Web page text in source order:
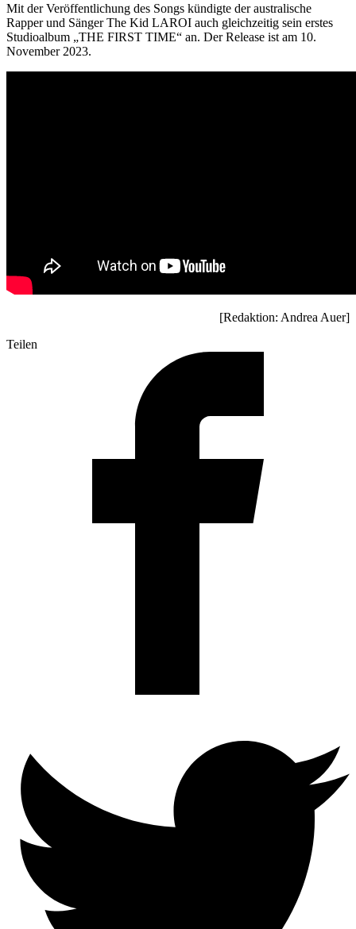
Mit der Veröffentlichung des Songs kündigte der australische
Rapper und Sänger The Kid LAROI auch gleichzeitig sein erstes
Studioalbum „THE FIRST TIME“ an. Der Release ist am 10.
November 2023.
[Redaktion: Andrea Auer]
Teilen